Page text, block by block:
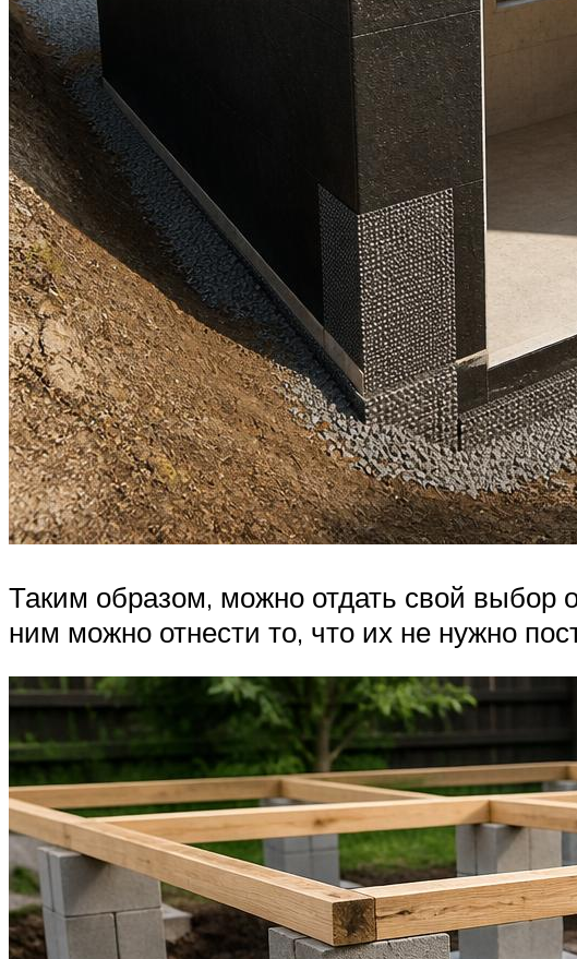
Таким образом, можно отдать свой выбор
ним можно отнести то, что их не нужно